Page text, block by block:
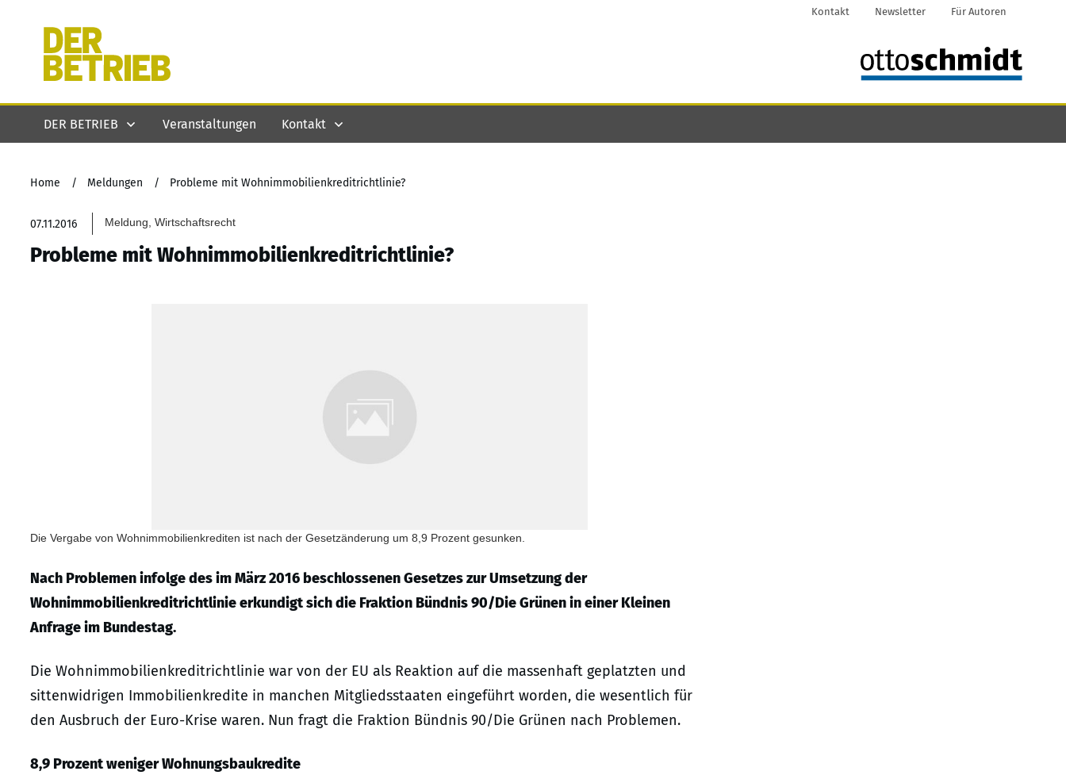
Kontakt Newsletter Für Autoren
DER BETRIEB Veranstaltungen Kontakt
Home / Meldungen / Probleme mit Wohnimmobilienkreditrichtlinie?
07.11.2016 Meldung, Wirtschaftsrecht
Probleme mit Wohnimmobilienkreditrichtlinie?
Die Vergabe von Wohnimmobilienkrediten ist nach der Gesetzänderung um 8,9 Prozent gesunken.
Nach Problemen infolge des im März 2016 beschlossenen Gesetzes zur Umsetzung der
Wohnimmobilienkreditrichtlinie erkundigt sich die Fraktion Bündnis 90/Die Grünen in einer Kleinen
Anfrage im Bundestag.
Die Wohnimmobilienkreditrichtlinie war von der EU als Reaktion auf die massenhaft geplatzten und
sittenwidrigen Immobilienkredite in manchen Mitgliedsstaaten eingeführt worden, die wesentlich für
den Ausbruch der Euro-Krise waren. Nun fragt die Fraktion Bündnis 90/Die Grünen nach Problemen.
8,9 Prozent weniger Wohnungsbaukredite